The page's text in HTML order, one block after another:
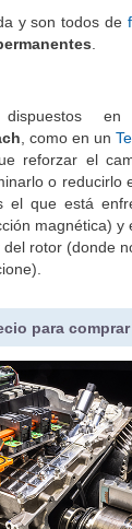
y son todos de
en
, como en un
reforzar el
o reducirlo
el que está
magnética) y
rotor (donde
para